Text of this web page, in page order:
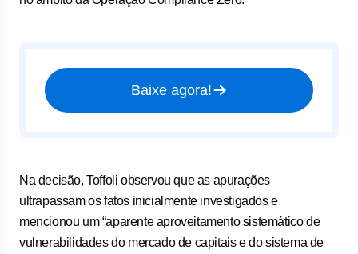
Baixe agora!
Na decisão, Toffoli observou que as apurações
ultrapassam os fatos inicialmente investigados e
mencionou um “aparente aproveitamento sistemático de
vulnerabilidades do mercado de capitais e do sistema de